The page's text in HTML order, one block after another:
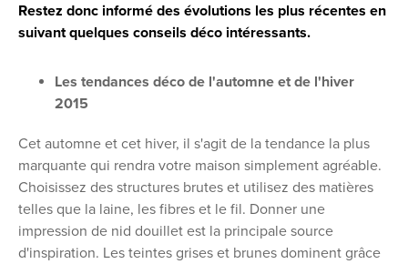
Restez donc informé des évolutions les plus récentes en
suivant quelques conseils déco intéressants.
Les tendances déco de l'automne et de l'hiver
2015
Cet automne et cet hiver, il s'agit de la tendance la plus
marquante qui rendra votre maison simplement agréable.
Choisissez des structures brutes et utilisez des matières
telles que la laine, les fibres et le fil. Donner une
impression de nid douillet est la principale source
d'inspiration. Les teintes grises et brunes dominent grâce